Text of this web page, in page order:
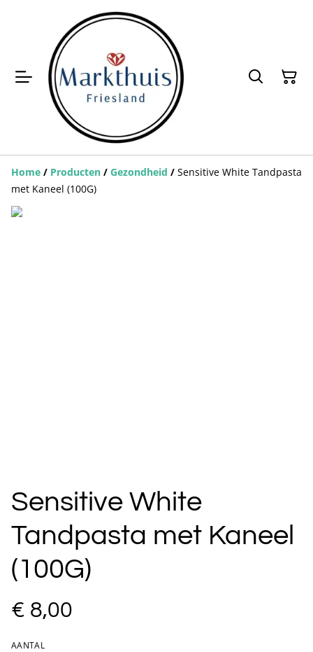
Home / Producten / Gezondheid / Sensitive White Tandpasta
met Kaneel (100G)
Sensitive White
Tandpasta met Kaneel
(100G)
€ 8,00
AANTAL